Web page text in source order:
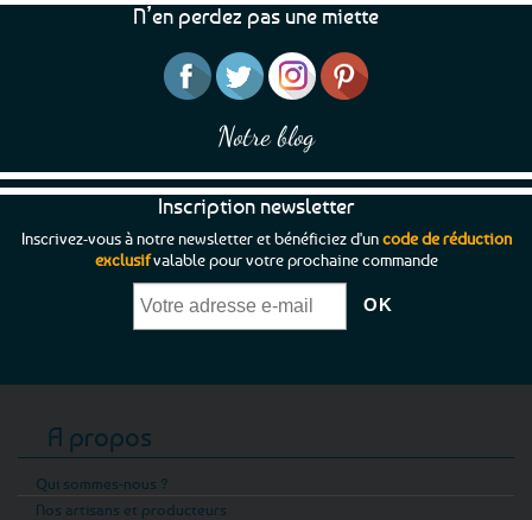
N’en perdez pas une miette
Notre blog
Inscription newsletter
Inscrivez-vous à notre newsletter et bénéficiez d'uncode de réduction
exclusifvalable pour votre prochaine commande
A propos
Qui sommes-nous ?
Nos artisans et producteurs